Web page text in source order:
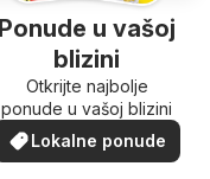
Ponude u vašoj
blizini
Otkrijte najbolje
ponude u vašoj blizini
Lokalne ponude